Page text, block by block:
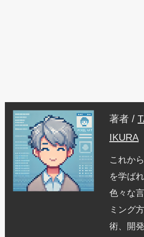
著者 /
IKURA
これか
を学ば
色々な
ミング
術、開